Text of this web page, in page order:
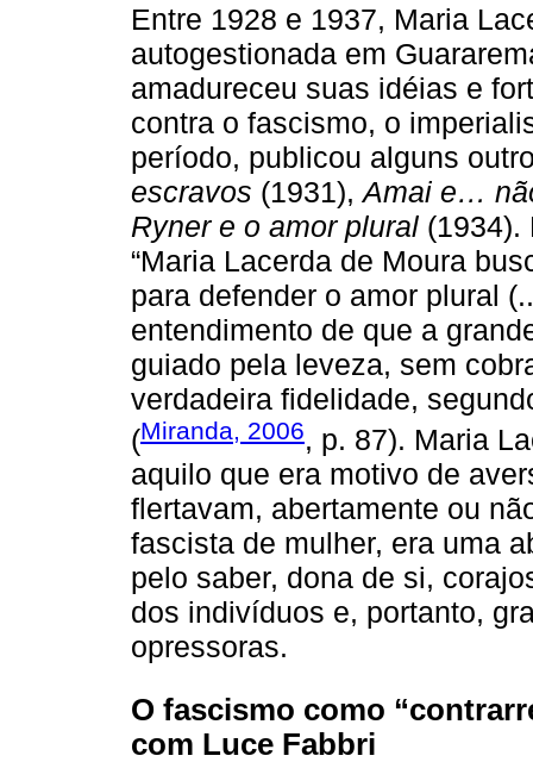
Entre 1928 e 1937, Maria
autogestionada em
amadureceu suas idéias e
contra o fascismo, o
período, publicou alguns
escravos (1931),Amai e…
Ryner e o amor plural (1934).
“Maria Lacerda de Moura
para defender o amor plural
entendimento de que a
guiado pela leveza, sem
verdadeira fidelidade,
(Miranda, 2006, p. 87). Maria
aquilo que era motivo de
flertavam, abertamente ou
fascista de mulher, era uma
pelo saber, dona de si,
dos indivíduos e, portanto,
opressoras.
O fascismo como
com Luce Fabbri